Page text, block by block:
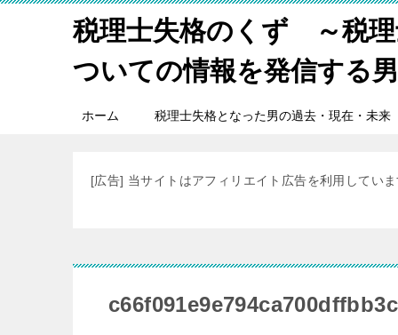
税理士失格のくず ～税理
ついての情報を発信する
ホーム 税理士失格となった男の過去・現在・未来
[広告] 当サイトはアフィリエイト広告を利用してい